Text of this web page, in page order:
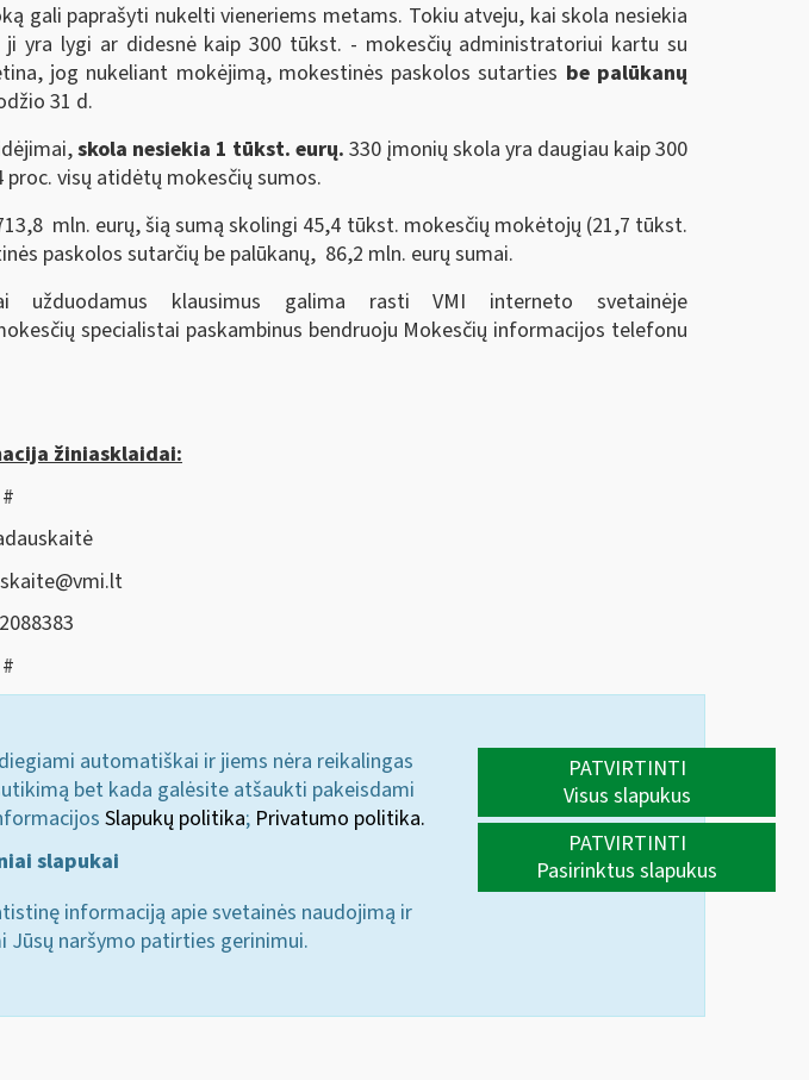
gali paprašyti nukelti vieneriems metams. Tokiu atveju, kai skola nesiekia
yra lygi ar didesnė kaip 300 tūkst. - mokesčių administratoriui kartu su
jog nukeliant mokėjimą, mokestinės paskolos sutarties be palūkanų
31 d.
skola nesiekia 1 tūkst. eurų. 330 įmonių skola yra daugiau kaip 300
visų atidėtų mokesčių sumos.
mln. eurų, šią sumą skolingi 45,4 tūkst. mokesčių mokėtojų (21,7 tūkst.
paskolos sutarčių be palūkanų, 86,2 mln. eurų sumai.
užduodamus klausimus galima rasti VMI interneto svetainėje
specialistai paskambinus bendruoju Mokesčių informacijos telefonu
žiniasklaidai:
#
#
automatiškai ir jiems nėra reikalingas
bet kada galėsite atšaukti pakeisdami
Slapukų politika; Privatumo politika.
slapukai
informaciją apie svetainės naudojimą ir
Jūsų naršymo patirties gerinimui.
PATVIRTINTI
Visus slapukus
PATVIRTINTI
Pasirinktus slapukus